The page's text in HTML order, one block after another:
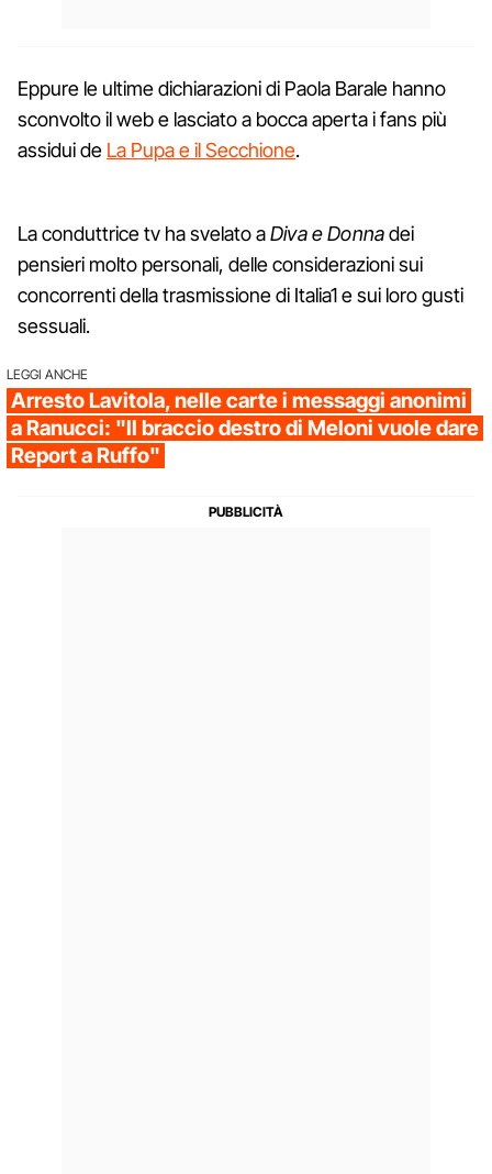
Eppure le ultime dichiarazioni di Paola Barale hanno
sconvolto il web e lasciato a bocca aperta i fans più
assidui de La Pupa e il Secchione.
La conduttrice tv ha svelato aDiva e Donnadei
pensieri molto personali, delle considerazioni sui
concorrenti della trasmissione di Italia1 e sui loro gusti
sessuali.
LEGGI ANCHE
Arresto Lavitola, nelle carte i messaggi anonimi
a Ranucci: "Il braccio destro di Meloni vuole dare
Report a Ruffo"